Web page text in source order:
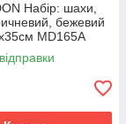
Набір: шахи,
бежевий
MD165A